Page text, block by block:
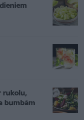
rukolu,
bumbām